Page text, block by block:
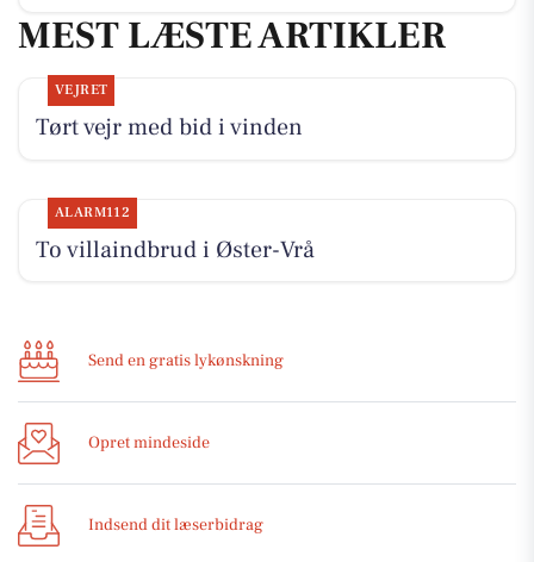
MEST LÆSTE ARTIKLER
VEJRET
Tørt vejr med bid i vinden
ALARM112
To villaindbrud i Øster-Vrå
Send en gratis lykønskning
Opret mindeside
Indsend dit læserbidrag